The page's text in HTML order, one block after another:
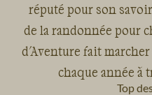
réputé pour son
de la randonnée pour
d'Aventure fait
chaque année à
Top